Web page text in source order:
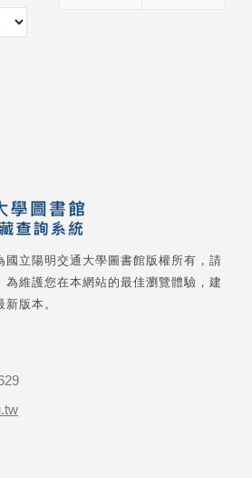
國立陽明交通大學圖書館版權所有，請
為維護您在本網站的最佳瀏覽體驗，建
版本。